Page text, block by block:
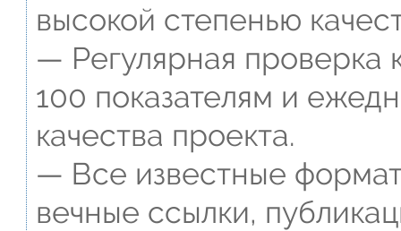
высокой степенью
— Регулярная проверка
100 показателям и
качества проекта.
— Все известные
вечные ссылки,